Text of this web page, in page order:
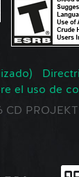
el uso de
PROJEKT